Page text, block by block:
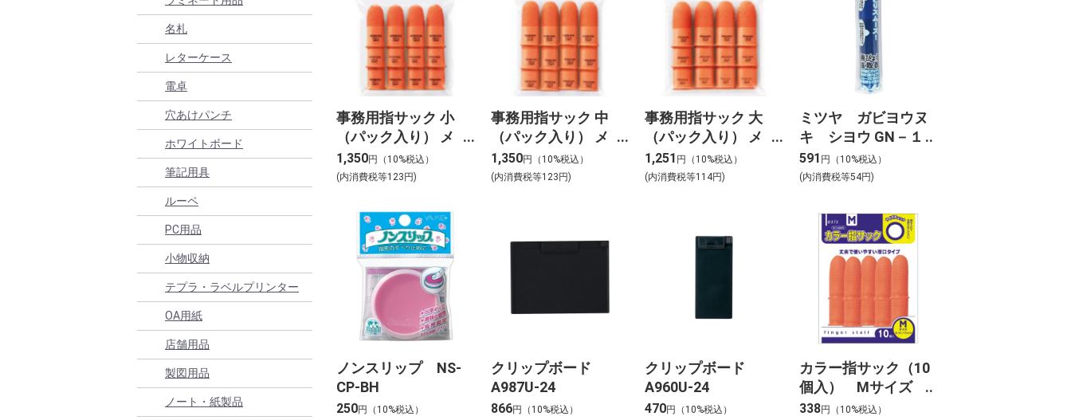
名札
レターケース
電卓
穴あけパンチ
ホワイトボード
筆記用具
ルーペ
PC用品
小物収納
テプラ・ラベルプリンター
OA用紙
店舗用品
製図用品
ノート・紙製品
事務用指サック 小
（パック入り） メ
ク-1B
1,350円（10%税込）
(内消費税等123円)
事務用指サック 中
（パック入り） メ
ク-2B
1,350円（10%税込）
(内消費税等123円)
事務用指サック 大
（パック入り） メ
ク-3B
1,251 円（10%税込）
(内消費税等114円)
ミツヤ ガビヨウヌ
キ シヨウ GN－１
００Ｐ
591 円（10%税込）
(内消費税等54円)
ノンスリップ NS-
CP-BH
250円（10%税込）
クリップボード
A987U-24
866円（10%税込）
クリップボード
A960U-24
470円（10%税込）
カラー指サック（10
個入） Mサイズ
061636
338円（10%税込）